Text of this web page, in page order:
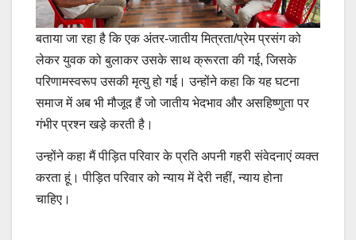
बताया जा रहा है कि एक अंतर-जातीय मित्रता/प्रेम प्रसंग को
लेकर युवक को बुलाकर उसके साथ क्रूरता की गई, जिसके
परिणामस्वरूप उसकी मृत्यु हो गई। उन्होंने कहा कि यह घटना
समाज में अब भी मौजूद हैं जो जातीय भेदभाव और असहिष्णुता पर
गंभीर प्रश्न खड़े करती है।
उन्होंने कहा मैं पीड़ित परिवार के प्रति अपनी गहरी संवेदनाएं व्यक्त
करता हूं। पीड़ित परिवार को न्याय में देरी नहीं, न्याय होना
चाहिए।